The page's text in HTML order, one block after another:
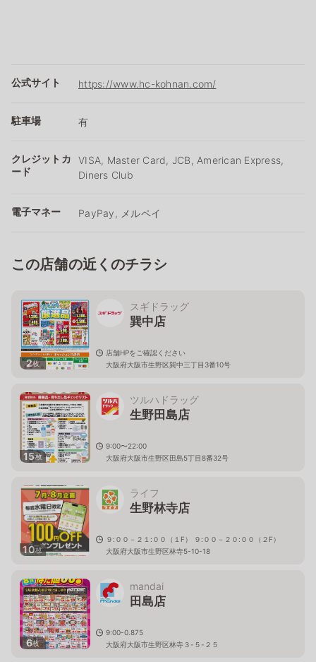
公式サイト https://www.hc-kohnan.com/
駐車場 有
クレジットカ
ード
VISA, Master Card, JCB, American Express,
Diners Club
電子マネー PayPay, メルペイ
この店舗の近くのチラシ
2枚
スギドラッグ
巽中店
店舗HPをご確認ください
大阪府大阪市生野区巽中三丁目3番10号
15枚
ツルハドラッグ
生野田島店
9:00〜22:00
大阪府大阪市生野区田島5丁目8番32号
10枚
ライフ
生野林寺店
９:００－２１:００（１F） ９:００－２０:００（２F）
大阪府大阪市生野区林寺5-10-18
6枚
mandai
田島店
9:00-0.875
大阪府大阪市生野区林寺３-５-２５